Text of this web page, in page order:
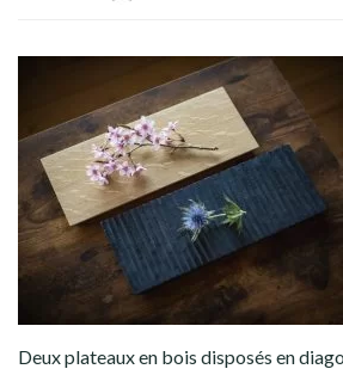
Deux plateaux en bois disposés en